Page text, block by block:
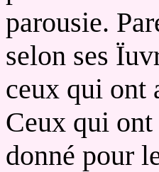
parousie.
selon ses
ceux qui ont
Ceux qui
donné pour